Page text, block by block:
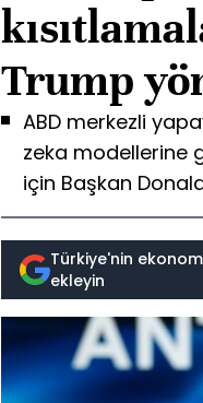
Trump
ABD merkezli
zeka modellerine
için Başkan
Türkiye'nin
ekleyin